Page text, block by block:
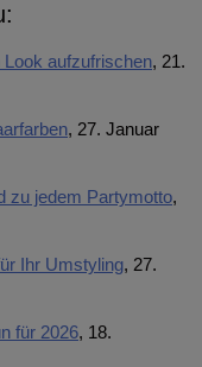
Look aufzufrischen, 21.
, 27. Januar
zu jedem Partymotto,
Ihr Umstyling, 27.
für 2026, 18.